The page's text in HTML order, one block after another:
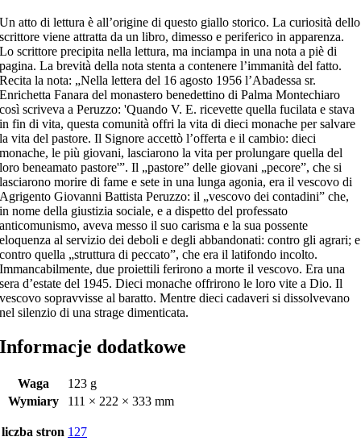
Un atto di lettura è all’origine di questo giallo storico. La curiosità dello
scrittore viene attratta da un libro, dimesso e periferico in apparenza.
Lo scrittore precipita nella lettura, ma inciampa in una nota a piè di
pagina. La brevità della nota stenta a contenere l’immanità del fatto.
Recita la nota: „Nella lettera del 16 agosto 1956 l’Abadessa sr.
Enrichetta Fanara del monastero benedettino di Palma Montechiaro
così scriveva a Peruzzo: 'Quando V. E. ricevette quella fucilata e stava
in fin di vita, questa comunità offri la vita di dieci monache per salvare
la vita del pastore. Il Signore accettò l’offerta e il cambio: dieci
monache, le più giovani, lasciarono la vita per prolungare quella del
loro beneamato pastore'”. Il „pastore” delle giovani „pecore”, che si
lasciarono morire di fame e sete in una lunga agonia, era il vescovo di
Agrigento Giovanni Battista Peruzzo: il „vescovo dei contadini” che,
in nome della giustizia sociale, e a dispetto del professato
anticomunismo, aveva messo il suo carisma e la sua possente
eloquenza al servizio dei deboli e degli abbandonati: contro gli agrari; e
contro quella „struttura di peccato”, che era il latifondo incolto.
Immancabilmente, due proiettili ferirono a morte il vescovo. Era una
sera d’estate del 1945. Dieci monache offrirono le loro vite a Dio. Il
vescovo sopravvisse al baratto. Mentre dieci cadaveri si dissolvevano
nel silenzio di una strage dimenticata.
Informacje dodatkowe
Waga
123 g
Wymiary
111 × 222 × 333 mm
liczba stron 127